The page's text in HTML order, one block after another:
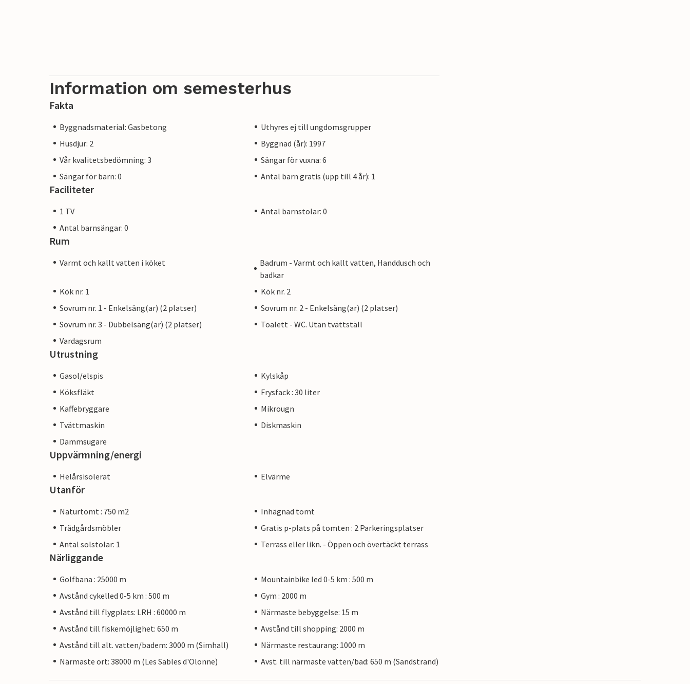
Information om semesterhus
Fakta
Byggnadsmaterial: Gasbetong
Uthyres ej till ungdomsgrupper
Husdjur: 2
Byggnad (år): 1997
Vår kvalitetsbedömning: 3
Sängar för vuxna: 6
Sängar för barn: 0
Antal barn gratis (upp till 4 år): 1
Faciliteter
1 TV
Antal barnstolar: 0
Antal barnsängar: 0
Rum
Varmt och kallt vatten i köket
Badrum - Varmt och kallt vatten, Handdusch och
badkar
Kök nr. 1
Kök nr. 2
Sovrum nr. 1 - Enkelsäng(ar) (2 platser)
Sovrum nr. 2 - Enkelsäng(ar) (2 platser)
Sovrum nr. 3 - Dubbelsäng(ar) (2 platser)
Toalett - WC. Utan tvättställ
Vardagsrum
Utrustning
Gasol/elspis
Kylskåp
Köksfläkt
Frysfack : 30 liter
Kaffebryggare
Mikrougn
Tvättmaskin
Diskmaskin
Dammsugare
Uppvärmning/energi
Helårsisolerat Elvärme
Utanför
Naturtomt : 750 m2
Inhägnad tomt
Trädgårdsmöbler
Gratis p-plats på tomten : 2 Parkeringsplatser
Antal solstolar: 1
Terrass eller likn. - Öppen och övertäckt terrass
Närliggande
Golfbana : 25000 m
Mountainbike led 0-5 km : 500 m
Avstånd cykelled 0-5 km : 500 m
Gym : 2000 m
Avstånd till flygplats: LRH : 60000 m
Närmaste bebyggelse: 15 m
Avstånd till fiskemöjlighet: 650 m
Avstånd till shopping: 2000 m
Avstånd till alt. vatten/badem: 3000 m (Simhall)
Närmaste restaurang: 1000 m
Närmaste ort: 38000 m (Les Sables d'Olonne)
Avst. till närmaste vatten/bad: 650 m (Sandstrand)